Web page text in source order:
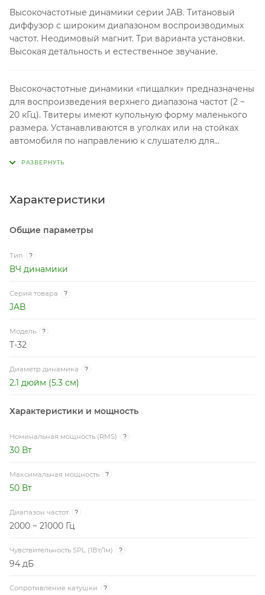
Высокочастотные динамики серии JAB. Титановый
диффузор с широким диапазоном воспроизводимых
частот. Неодимовый магнит. Три варианта установки.
Высокая детальность и естественное звучание.
Высокочастотные динамики «пищалки» предназначены
для воспроизведения верхнего диапазона частот (2 ~
20 кГц). Твитеры имеют купольную форму маленького
размера. Устанавливаются в уголках или на стойках
автомобиля по направлению к слушателю для
Характеристики
Общие параметры
Тип ?
ВЧ динамики
Серия товара ?
JAB
Модель ?
T-32
Диаметр динамика ?
2.1 дюйм (5.3 см)
Характеристики и мощность
Номинальная мощность (RMS) ?
30 Вт
Максимальная мощность ?
50 Вт
Диапазон частот ?
2000 ~ 21000 Гц
Чувствительность SPL (1Вт/1м) ?
94 дБ
Сопротивление катушки ?